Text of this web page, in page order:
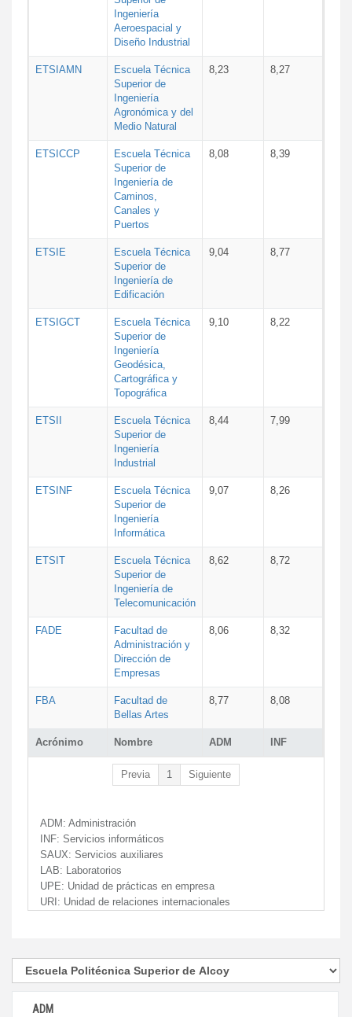
Acrónimo Nombre ADM INF
Ingeniería
Aeroespacial y
Diseño Industrial
ETSIAMN
Escuela Técnica
Superior de
Ingeniería
Agronómica y del
Medio Natural
8,23 8,27
ETSICCP
Escuela Técnica
Superior de
Ingeniería de
Caminos,
Canales y
Puertos
8,08 8,39
ETSIE
Escuela Técnica
Superior de
Ingeniería de
Edificación
9,04 8,77
ETSIGCT
Escuela Técnica
Superior de
Ingeniería
Geodésica,
Cartográfica y
Topográfica
9,10 8,22
ETSII
Escuela Técnica
Superior de
Ingeniería
Industrial
8,44 7,99
ETSINF
Escuela Técnica
Superior de
Ingeniería
Informática
9,07 8,26
ETSIT
Escuela Técnica
Superior de
Ingeniería de
Telecomunicación
8,62 8,72
FADE
Facultad de
Administración y
Dirección de
Empresas
8,06 8,32
FBA
Facultad de
Bellas Artes
8,77 8,08
Previa 1 Siguiente
ADM: Administración
INF: Servicios informáticos
SAUX: Servicios auxiliares
LAB: Laboratorios
UPE: Unidad de prácticas en empresa
URI: Unidad de relaciones internacionales
ADM